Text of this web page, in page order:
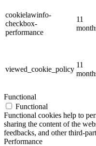
cookielawinfo-
checkbox-
performance
11
viewed_cookie_policy
11
Functional
Functional
Functional cookies help to
sharing the content of the
feedbacks, and other third-
Performance